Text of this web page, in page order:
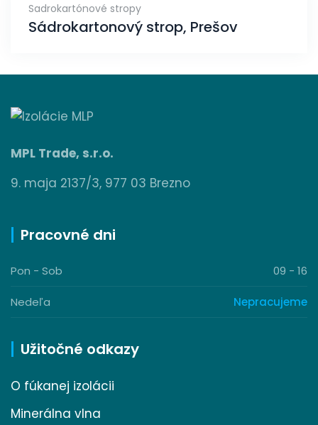
Sadrokartónové stropy
Sádrokartonový strop, Prešov
MPL Trade, s.r.o.
9. maja 2137/3, 977 03 Brezno
Pracovné dni
Pon - Sob 09 - 16
Nedeľa Nepracujeme
Užitočné odkazy
O fúkanej izolácii
Minerálna vlna